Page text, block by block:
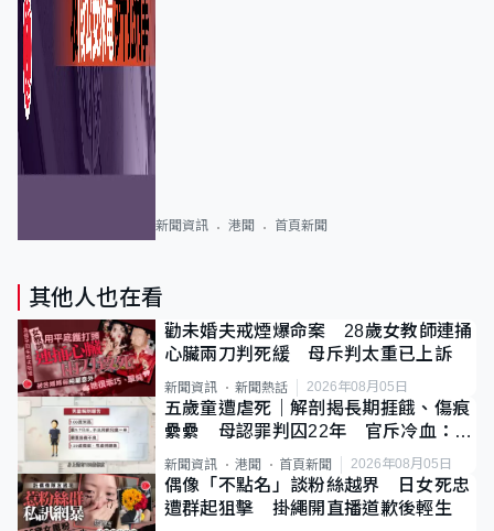
新聞資訊 港聞 首頁新聞
其他人也在看
勸未婚夫戒煙爆命案 28歲女教師連捅
心臟兩刀判死緩 母斥判太重已上訴
新聞資訊 新聞熱話 2026年08月05日
五歲童遭虐死｜解剖揭長期捱餓、傷痕
纍纍 母認罪判囚22年 官斥冷血：同
類案最惡劣
新聞資訊 港聞 首頁新聞 2026年08月05日
偶像「不點名」談粉絲越界 日女死忠
遭群起狙擊 掛繩開直播道歉後輕生